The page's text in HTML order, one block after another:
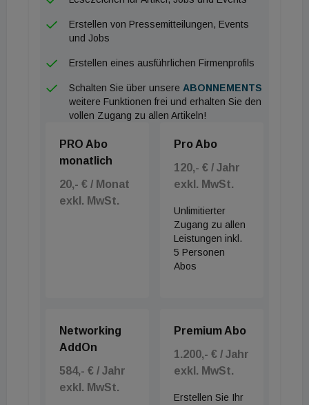
neuen Anlagen wird es bis Ende 2020 insgesamt
sieben Photovoltaik-Anlagen am Areal des
Flughafens geben. Zusätzlich soll die E-Flotte mit
werden. Auch die Anschaffung von rund 40 E-
Passagierbussen stünde unmittelbar bevor.
Erstellen von Pressemitteilungen, Events
und Jobs
Erstellen eines ausführlichen Firmenprofils
Schalten Sie über unsere ABONNEMENTS
weitere Funktionen frei und erhalten Sie den
vollen Zugang zu allen Artikeln!
PRO Abo
monatlich
20,- € / Monat
exkl. MwSt.
Pro Abo
120,- € / Jahr
exkl. MwSt.
Unlimitierter
Zugang zu allen
Leistungen inkl.
5 Personen
Abos
Networking
AddOn
584,- € / Jahr
exkl. MwSt.
Premium Abo
1.200,- € / Jahr
exkl. MwSt.
Erstellen Sie Ihr